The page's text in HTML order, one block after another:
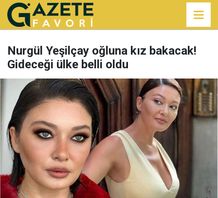
Nurgül Yeşilçay oğluna kız bakacak!
Gideceği ülke belli oldu